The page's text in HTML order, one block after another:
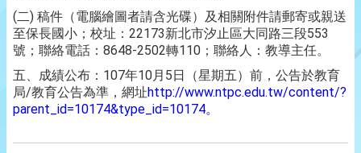
(二) 稿件（電腦繪圖者請含光碟）及相關附件請郵寄或親送
至保長國小；校址：22173新北市汐止區大同路三段553
號；聯絡電話：8648-2502轉110；聯絡人：教導主任。
五、成績公布：107年10月5日（星期五）前，公告於教育
局/教育公告為準，網址http://www.ntpc.edu.tw/content/?
parent_id=10174&type_id=10174。